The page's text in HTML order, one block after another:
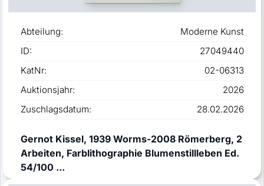
Abteilung:
Moderne Kunst
ID:
27049440
KatNr:
02-06313
Auktionsjahr:
2026
Zuschlagsdatum:
28.02.2026
Gernot Kissel, 1939 Worms-2008 Römerberg, 2
Arbeiten, Farblithographie Blumenstillleben Ed.
54/100 ...